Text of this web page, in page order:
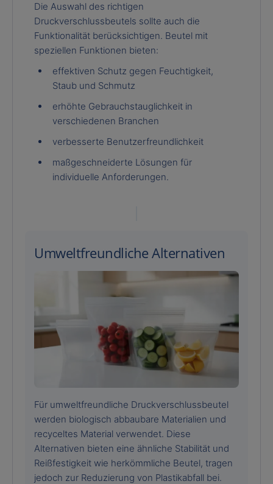
Die Auswahl des richtigen
Druckverschlussbeutels sollte auch die
Funktionalität berücksichtigen. Beutel mit
speziellen Funktionen bieten:
effektiven Schutz gegen Feuchtigkeit,
Staub und Schmutz
erhöhte Gebrauchstauglichkeit in
verschiedenen Branchen
verbesserte Benutzerfreundlichkeit
maßgeschneiderte Lösungen für
individuelle Anforderungen.
Umweltfreundliche Alternativen
Für umweltfreundliche Druckverschlussbeutel
werden biologisch abbaubare Materialien und
recyceltes Material verwendet. Diese
Alternativen bieten eine ähnliche Stabilität und
Reißfestigkeit wie herkömmliche Beutel, tragen
jedoch zur Reduzierung von Plastikabfall bei.